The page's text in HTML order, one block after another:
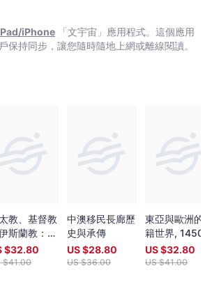
要物資的文化史；其中新技術的發明與改
球整合的過程，理解貿易如何形塑世界，又
的變革。貿易的欲望不僅只是人類最古老的
，我們能更洞悉其中關鍵，排除思考陷阱，
iPhone 「文宇宙」應用程式。這個應用
保持同步，讓您隨時隨地上網或離線閱讀。
教、基督教
斯蘭教：流
期的合作與
$32.80
$41.00
中澳移民長廊歷
史與承傳
US $28.80
US $36.00
東亞與歐洲的
籍世界, 1450–
1850：聯繫與
比較
US $32.80
US $41.00